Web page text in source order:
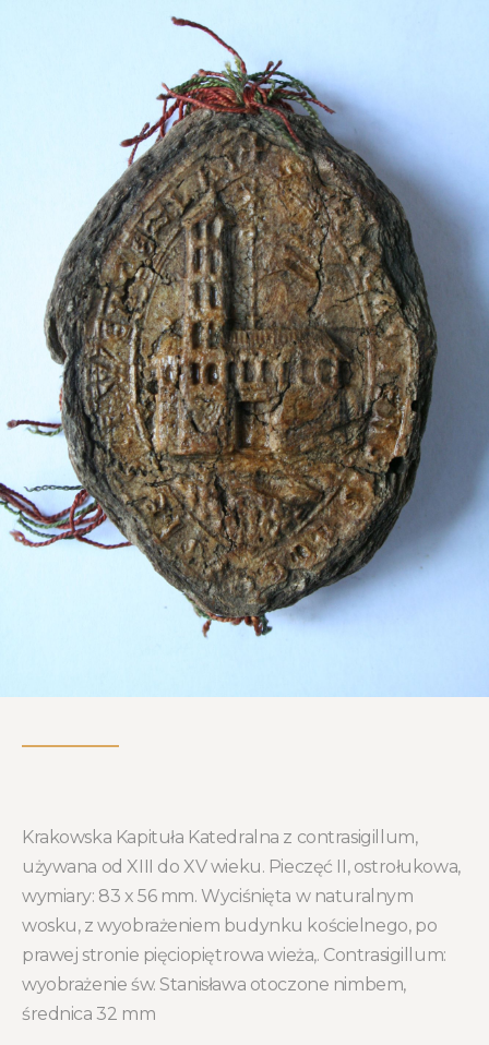
Krakowska Kapituła Katedralna z contrasigillum,
używana od XIII do XV wieku. Pieczęć II, ostrołukowa,
wymiary: 83 x 56 mm. Wyciśnięta w naturalnym
wosku, z wyobrażeniem budynku kościelnego, po
prawej stronie pięciopiętrowa wieża,. Contrasigillum:
wyobrażenie św. Stanisława otoczone nimbem,
średnica 32 mm